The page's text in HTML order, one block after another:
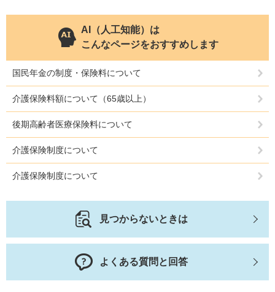
AI（人工知能）は
こんなページをおすすめします
国民年金の制度・保険料について
介護保険料額について（65歳以上）
後期高齢者医療保険料について
介護保険制度について
介護保険制度について
見つからないときは
よくある質問と回答